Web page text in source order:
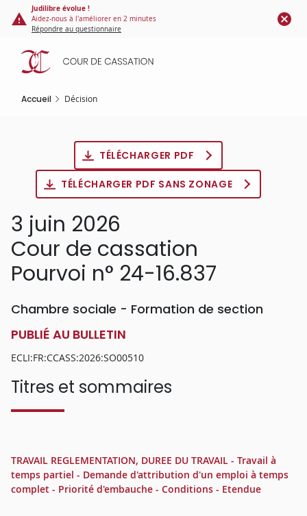
Panneau de gestion des cookies
contenu
principal
Judilibre évolue !
Aidez-nous à l'améliorer en 2 minutes
Répondre au questionnaire
Accueil Décision
TÉLÉCHARGER PDF
TÉLÉCHARGER PDF SANS ZONAGE
3 juin 2026
Cour de cassation
Pourvoi n° 24-16.837
Chambre sociale - Formation de section
PUBLIÉ AU BULLETIN
ECLI:FR:CCASS:2026:SO00510
Titres et sommaires
TRAVAIL REGLEMENTATION, DUREE DU TRAVAIL - Travail à
temps partiel - Demande d'attribution d'un emploi à temps
complet - Priorité d'embauche - Conditions - Etendue